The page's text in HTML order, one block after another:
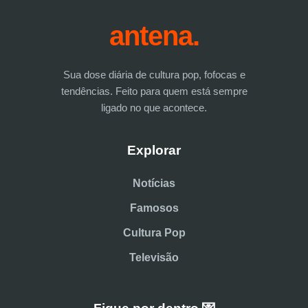
antena.
Sua dose diária de cultura pop, fofocas e
tendências. Feito para quem está sempre
ligado no que acontece.
Explorar
Notícias
Famosos
Cultura Pop
Televisão